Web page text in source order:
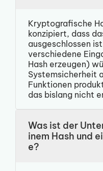
Kryptografische
konzipiert, dass
ausgeschlossen
verschiedene
Hash erzeugen)
Systemsicherheit
Funktionen
das bislang nicht
Was ist der
inem Hash und
e?